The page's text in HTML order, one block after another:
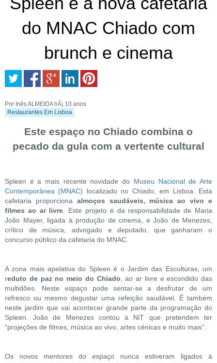
do MNAC Chiado com
brunch e cinema
Por Inês ALMEIDA hÁ¡ 10 anos
Restaurantes Em Lisboa
Este espaço no Chiado combina o
pecado da gula com a vertente cultural
Spleen é a mais recente novidade do Museu Nacional de Arte
Contemporânea (MNAC) localizado no Chiado, em Lisboa. Esta
cafetaria proporciona almoços saudáveis, música ao vivo e
filmes ao ar livre. Este projeto é da responsabilidade de Maria
João Mayer, ligada à produção de cinema, e João de Menezes,
crítico de música, advogado e deputado, que ganharam o
concurso público da cafetaria do MNAC.
A zona mais apelativa do Spleen é o Jardim das Esculturas, um
reduto de paz no meio do Chiado, ao ar livre e escondido das
multidões. Neste espaço pode sentar-se a desfrutar de um
refresco ou mesmo degustar uma refeição saudável. É também
neste jardim que vai acontecer grande parte da programação do
Spleen. João de Menezes contou à NiT que pretendem ter
“projeções de filmes, música ao vivo, artes cénicas e muito mais”.
Os novos mentores do espaço nunca estiveram ligados à